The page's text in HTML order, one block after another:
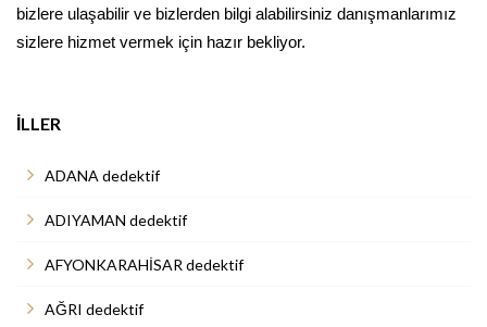
bizlere ulaşabilir ve bizlerden bilgi alabilirsiniz danışmanlarımız
sizlere hizmet vermek için hazır bekliyor.
İLLER
ADANA dedektif
ADIYAMAN dedektif
AFYONKARAHİSAR dedektif
AĞRI dedektif